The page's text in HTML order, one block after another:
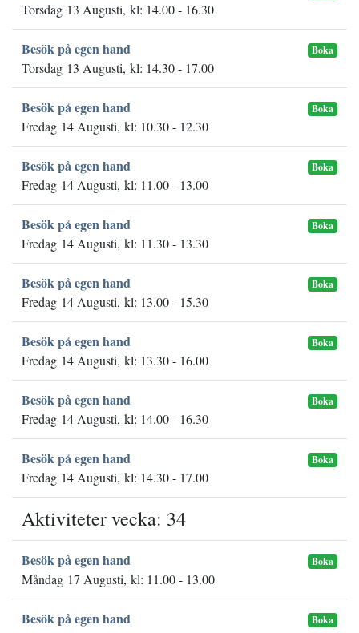
Torsdag 13 Augusti, kl: 14.00 - 16.30
Besök på egen hand Boka
Torsdag 13 Augusti, kl: 14.30 - 17.00
Besök på egen hand Boka
Fredag 14 Augusti, kl: 10.30 - 12.30
Besök på egen hand Boka
Fredag 14 Augusti, kl: 11.00 - 13.00
Besök på egen hand Boka
Fredag 14 Augusti, kl: 11.30 - 13.30
Besök på egen hand Boka
Fredag 14 Augusti, kl: 13.00 - 15.30
Besök på egen hand Boka
Fredag 14 Augusti, kl: 13.30 - 16.00
Besök på egen hand Boka
Fredag 14 Augusti, kl: 14.00 - 16.30
Besök på egen hand Boka
Fredag 14 Augusti, kl: 14.30 - 17.00
Aktiviteter vecka: 34
Besök på egen hand Boka
Måndag 17 Augusti, kl: 11.00 - 13.00
Besök på egen hand Boka